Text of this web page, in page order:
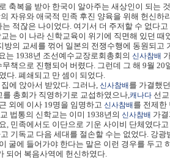
축복을 받아 한국이 알아주는 새상인이 되는
자유와 애국적 민족 후진 양육을 위해 헌신하
적잖은 나이었다. 여기서 더 주저할 수 없다
는 이 나라 신학교육이 위기에 직면해 있던 때
방의 교세를 꺾어 일본의 전쟁수행에 동원되고
는 1938년 조선예수교장로회총회의 신사참배
책으로 진행되어 버렸다. 그런데 그 해 9월
다. 폐쇄되고 만 셈이 되었다.
에 앉아서 받았다. 그러나, 신사참배를 가결했
총회가 직영하기로 교섭하였으나, 캐나다 선
외에 이사 19명을 임명하고 신사참배를 전제한
법통의 신학교는 이미 1938년의 신사참배 가
, 민족에서도 이단으로 기운 사이비 단체였다
기독교 다음 세대를 절손할 수는 없었다. 강
굴에 들어가야 한다는 말은 이런 경우를 두고
되어 복음사역에 헌신하였다.